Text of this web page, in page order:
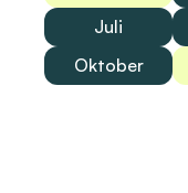
Juli
Oktober